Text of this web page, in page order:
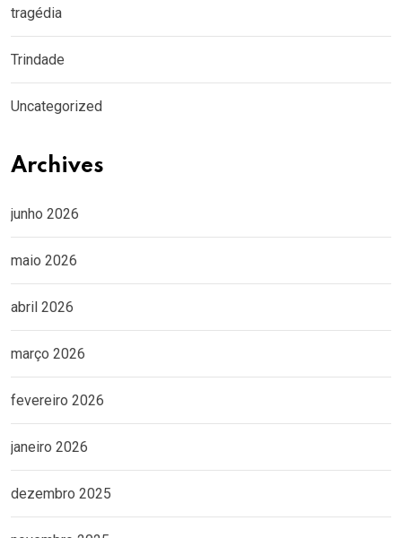
tragédia
Trindade
Uncategorized
Archives
junho 2026
maio 2026
abril 2026
março 2026
fevereiro 2026
janeiro 2026
dezembro 2025